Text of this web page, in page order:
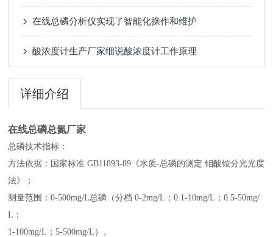
在线总磷分析仪实现了智能化操作和维护
酸浓度计生产厂家细说酸浓度计工作原理
详细介绍
在线总磷总氮厂家
总磷技术指标：
方法依据：国家标准 GB11893-89《水质-总磷的测定 钼酸铵分光光度
法》
；
测量范围：0-500mg/L总磷（分档 0-2mg/L；0.1-10mg/L；0.5-50mg/
L；
1-100mg/L；5-500mg/L） 。